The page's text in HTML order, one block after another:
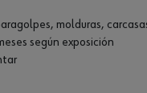
molduras,
según exposición